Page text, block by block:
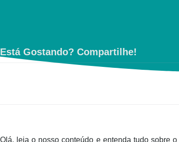
Está Gostando? Compartilhe!
Olá, leia o nosso conteúdo e entenda tudo sobre